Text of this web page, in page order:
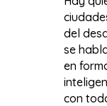
del
se
en
con